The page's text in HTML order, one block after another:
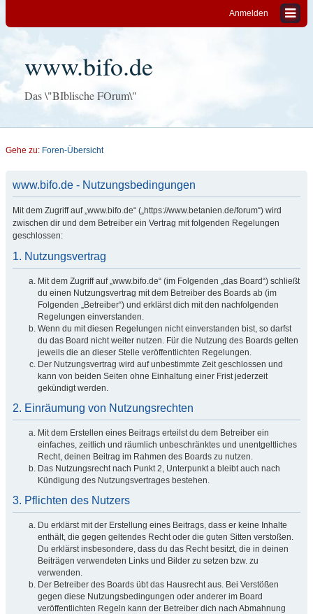
Anmelden
www.bifo.de
Das \"BIblische FOrum\"
Gehe zu: Foren-Übersicht
www.bifo.de - Nutzungsbedingungen
Mit dem Zugriff auf „www.bifo.de“ („https://www.betanien.de/forum“) wird
zwischen dir und dem Betreiber ein Vertrag mit folgenden Regelungen
geschlossen:
1. Nutzungsvertrag
Mit dem Zugriff auf „www.bifo.de“ (im Folgenden „das Board“) schließt
du einen Nutzungsvertrag mit dem Betreiber des Boards ab (im
Folgenden „Betreiber“) und erklärst dich mit den nachfolgenden
Regelungen einverstanden.
Wenn du mit diesen Regelungen nicht einverstanden bist, so darfst
du das Board nicht weiter nutzen. Für die Nutzung des Boards gelten
jeweils die an dieser Stelle veröffentlichten Regelungen.
Der Nutzungsvertrag wird auf unbestimmte Zeit geschlossen und
kann von beiden Seiten ohne Einhaltung einer Frist jederzeit
gekündigt werden.
2. Einräumung von Nutzungsrechten
Mit dem Erstellen eines Beitrags erteilst du dem Betreiber ein
einfaches, zeitlich und räumlich unbeschränktes und unentgeltliches
Recht, deinen Beitrag im Rahmen des Boards zu nutzen.
Das Nutzungsrecht nach Punkt 2, Unterpunkt a bleibt auch nach
Kündigung des Nutzungsvertrages bestehen.
3. Pflichten des Nutzers
Du erklärst mit der Erstellung eines Beitrags, dass er keine Inhalte
enthält, die gegen geltendes Recht oder die guten Sitten verstoßen.
Du erklärst insbesondere, dass du das Recht besitzt, die in deinen
Beiträgen verwendeten Links und Bilder zu setzen bzw. zu
verwenden.
Der Betreiber des Boards übt das Hausrecht aus. Bei Verstößen
gegen diese Nutzungsbedingungen oder anderer im Board
veröffentlichten Regeln kann der Betreiber dich nach Abmahnung